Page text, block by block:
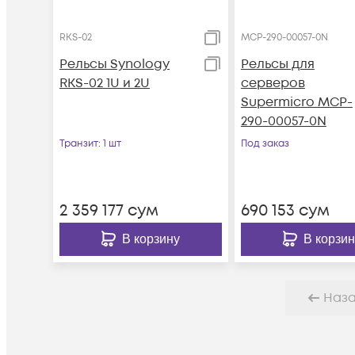
RKS-02
Рельсы Synology
RKS-02 1U и 2U
Транзит: 1 шт
2 359 177 сум
В корзину
MCP-290-00057-0N
Рельсы для
серверов
Supermicro MCP-
290-00057-0N
Под заказ
690 153 сум
В